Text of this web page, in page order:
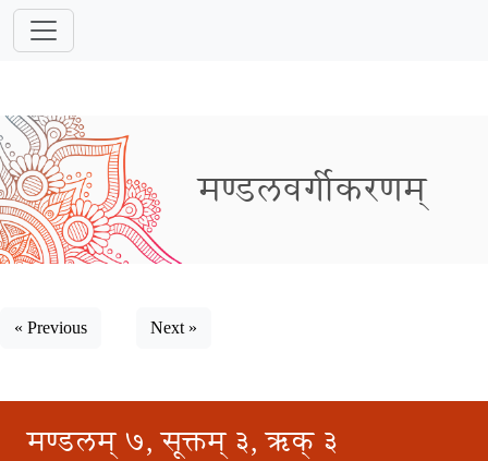
मण्डलवर्गीकरणम्
« Previous Next »
मण्डलम् ७, सूक्तम् ३, ऋक् ३